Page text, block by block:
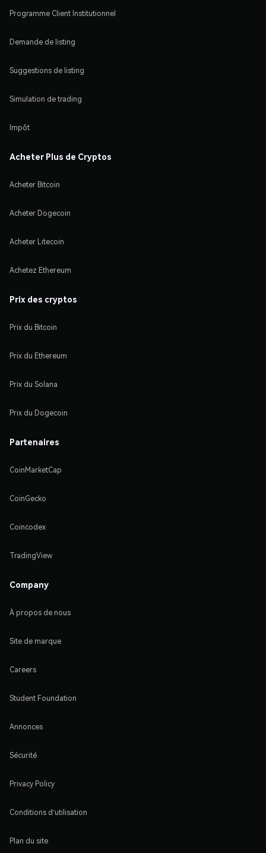
Programme Client Institutionnel
Demande de listing
Suggestions de listing
Simulation de trading
Impôt
Acheter Plus de Cryptos
Acheter Bitcoin
Acheter Dogecoin
Acheter Litecoin
Achetez Ethereum
Prix des cryptos
Prix du Bitcoin
Prix du Ethereum
Prix du Solana
Prix du Dogecoin
Partenaires
CoinMarketCap
CoinGecko
Coincodex
TradingView
Company
À propos de nous
Site de marque
Careers
Student Foundation
Annonces
Sécurité
Privacy Policy
Conditions d'utilisation
Plan du site